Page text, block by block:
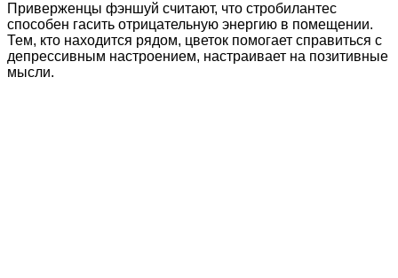
Приверженцы фэншуй считают, что стробилантес
способен гасить отрицательную энергию в помещении.
Тем, кто находится рядом, цветок помогает справиться с
депрессивным настроением, настраивает на позитивные
мысли.